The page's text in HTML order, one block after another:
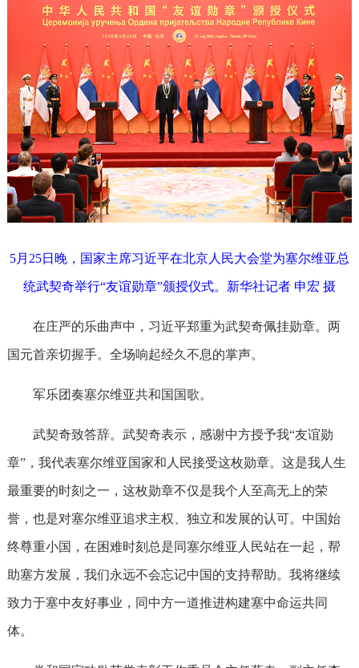
5月25日晚，国家主席习近平在北京人民大会堂为塞尔维亚总
统武契奇举行“友谊勋章”颁授仪式。新华社记者 申宏 摄
在庄严的乐曲声中，习近平郑重为武契奇佩挂勋章。两
国元首亲切握手。全场响起经久不息的掌声。
军乐团奏塞尔维亚共和国国歌。
武契奇致答辞。武契奇表示，感谢中方授予我“友谊勋
章”，我代表塞尔维亚国家和人民接受这枚勋章。这是我人生
最重要的时刻之一，这枚勋章不仅是我个人至高无上的荣
誉，也是对塞尔维亚追求主权、独立和发展的认可。中国始
终尊重小国，在困难时刻总是同塞尔维亚人民站在一起，帮
助塞方发展，我们永远不会忘记中国的支持帮助。我将继续
致力于塞中友好事业，同中方一道推进构建塞中命运共同
体。